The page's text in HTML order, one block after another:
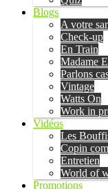
Blogs
A votre
Check-up
En Train
Madame
Parlons
Vintage
Watts On
Work in
Vidéos
Les
Copin
Entretien
World of
Promotions